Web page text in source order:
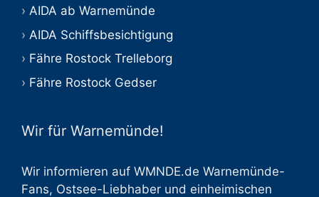
AIDA ab Warnemünde
AIDA Schiffsbesichtigung
Fähre Rostock Trelleborg
Fähre Rostock Gedser
Wir für Warnemünde!
Wir informieren auf WMNDE.de Warnemünde-
Fans, Ostsee-Liebhaber und einheimischen